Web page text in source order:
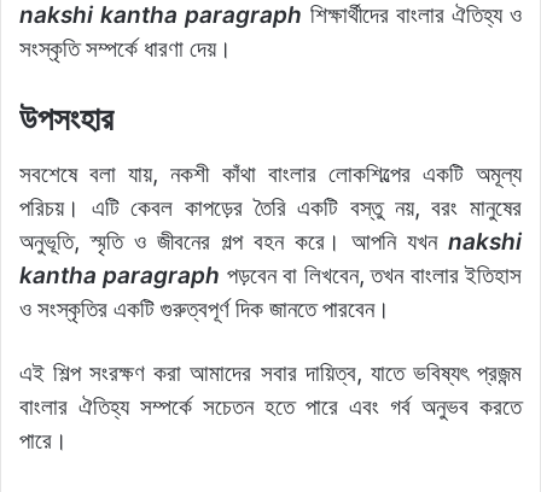
nakshi kantha paragraph শিক্ষার্থীদের বাংলার ঐতিহ্য ও
সংস্কৃতি সম্পর্কে ধারণা দেয়।
উপসংহার
সবশেষে বলা যায়, নকশী কাঁথা বাংলার লোকশিল্পের একটি অমূল্য
পরিচয়। এটি কেবল কাপড়ের তৈরি একটি বস্তু নয়, বরং মানুষের
অনুভূতি, স্মৃতি ও জীবনের গল্প বহন করে। আপনি যখন nakshi
kantha paragraph পড়বেন বা লিখবেন, তখন বাংলার ইতিহাস
ও সংস্কৃতির একটি গুরুত্বপূর্ণ দিক জানতে পারবেন।
এই শিল্প সংরক্ষণ করা আমাদের সবার দায়িত্ব, যাতে ভবিষ্যৎ প্রজন্ম
বাংলার ঐতিহ্য সম্পর্কে সচেতন হতে পারে এবং গর্ব অনুভব করতে
পারে।